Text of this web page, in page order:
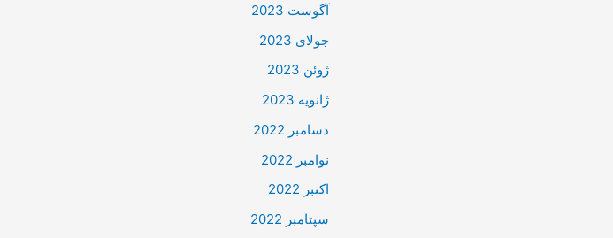
آگوست 2023
جولای 2023
ژوئن 2023
ژانویه 2023
دسامبر 2022
نوامبر 2022
اکتبر 2022
سپتامبر 2022